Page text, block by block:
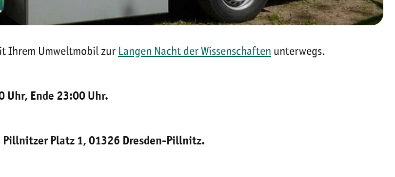
Ihrem Umweltmobil zur Langen Nacht der Wissenschaften unterwegs.
Ende 23:00 Uhr.
Platz 1, 01326 Dresden-Pillnitz.